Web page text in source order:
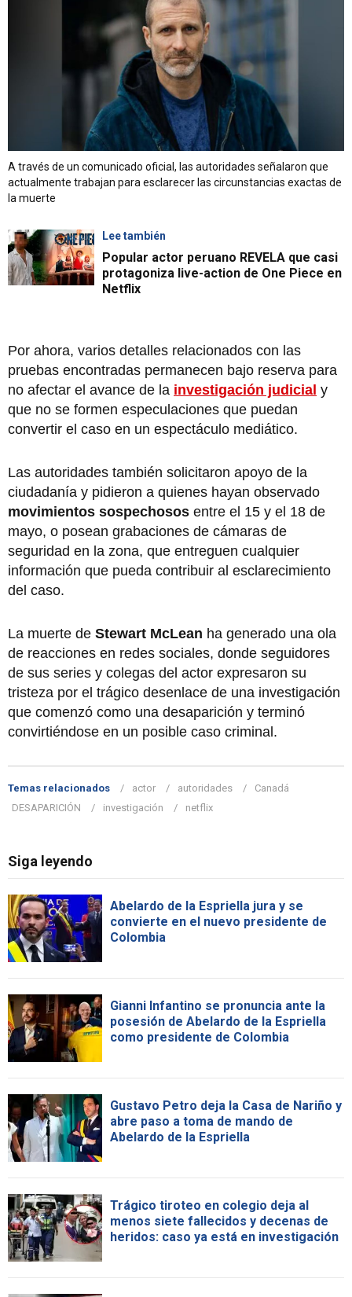
A través de un comunicado oficial, las autoridades señalaron que
actualmente trabajan para esclarecer las circunstancias exactas de
la muerte
Lee también
Popular actor peruano REVELA que casi
protagoniza live-action de One Piece en
Netflix
Por ahora, varios detalles relacionados con las
pruebas encontradas permanecen bajo reserva para
no afectar el avance de la investigación judicial y
que no se formen especulaciones que puedan
convertir el caso en un espectáculo mediático.
Las autoridades también solicitaron apoyo de la
ciudadanía y pidieron a quienes hayan observado
movimientos sospechosos entre el 15 y el 18 de
mayo, o posean grabaciones de cámaras de
seguridad en la zona, que entreguen cualquier
información que pueda contribuir al esclarecimiento
del caso.
La muerte de Stewart McLean ha generado una ola
de reacciones en redes sociales, donde seguidores
de sus series y colegas del actor expresaron su
tristeza por el trágico desenlace de una investigación
que comenzó como una desaparición y terminó
convirtiéndose en un posible caso criminal.
Temas relacionados actor autoridades
Canadá
DESAPARICIÓN
investigación netflix
Siga leyendo
Abelardo de la Espriella jura y se
convierte en el nuevo presidente de
Colombia
Gianni Infantino se pronuncia ante la
posesión de Abelardo de la Espriella
como presidente de Colombia
Gustavo Petro deja la Casa de Nariño y
abre paso a toma de mando de
Abelardo de la Espriella
Trágico tiroteo en colegio deja al
menos siete fallecidos y decenas de
heridos: caso ya está en investigación